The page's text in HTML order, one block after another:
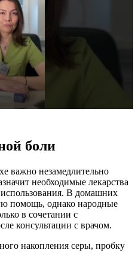
боли
важно незамедлительно
необходимые лекарства
В домашних
помощь, однако народные
в сочетании с
консультации с врачом.
накопления серы, пробку